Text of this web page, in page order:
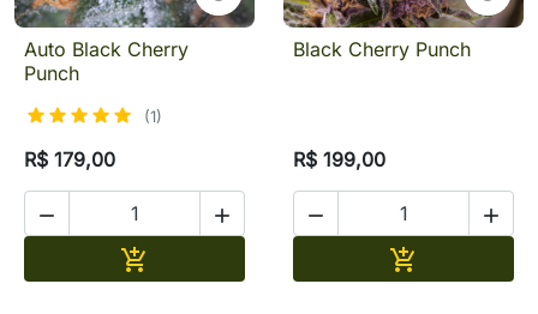
Auto Black Cherry
Punch
(1)
R$ 179,00
 

Black Cherry Punch
R$ 199,00
 
